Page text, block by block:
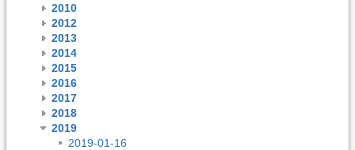
2010
2012
2013
2014
2015
2016
2017
2018
2019
2019-01-16